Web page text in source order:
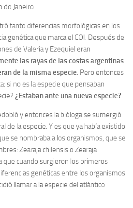
Janeiro.
tanto diferencias morfológicas en los
genética que marca el COI. Después de
de Valeria y Ezequiel eran
las rayas de las costas argentinas
de la misma especie . Pero entonces
si no es la especie que pensaban
¿Estaban ante una nueva especie?
y entonces la bióloga se sumergió
de la especie. Y es que ya había existido
se nombraba a los organismos, que se
Zearaja chilensis o Zearaja
que cuando surgieron los primeros
genéticas entre los organismos
llamar a la especie del atlántico